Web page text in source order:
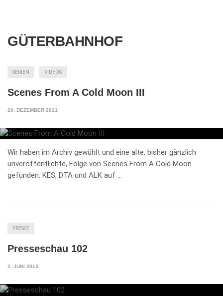
GÜTERBAHNHOF
SERIEN VIDEOS
Scenes From A Cold Moon III
20. DEZEMBER 2021
Wir haben im Archiv gewühlt und eine alte, bisher gänzlich
unveröffentlichte, Folge von Scenes From A Cold Moon
gefunden. KES, DTA und ALK auf …
PRESSE
Presseschau 102
2. JUNI 2013